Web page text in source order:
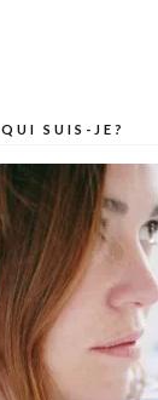
QUI SUIS-JE?